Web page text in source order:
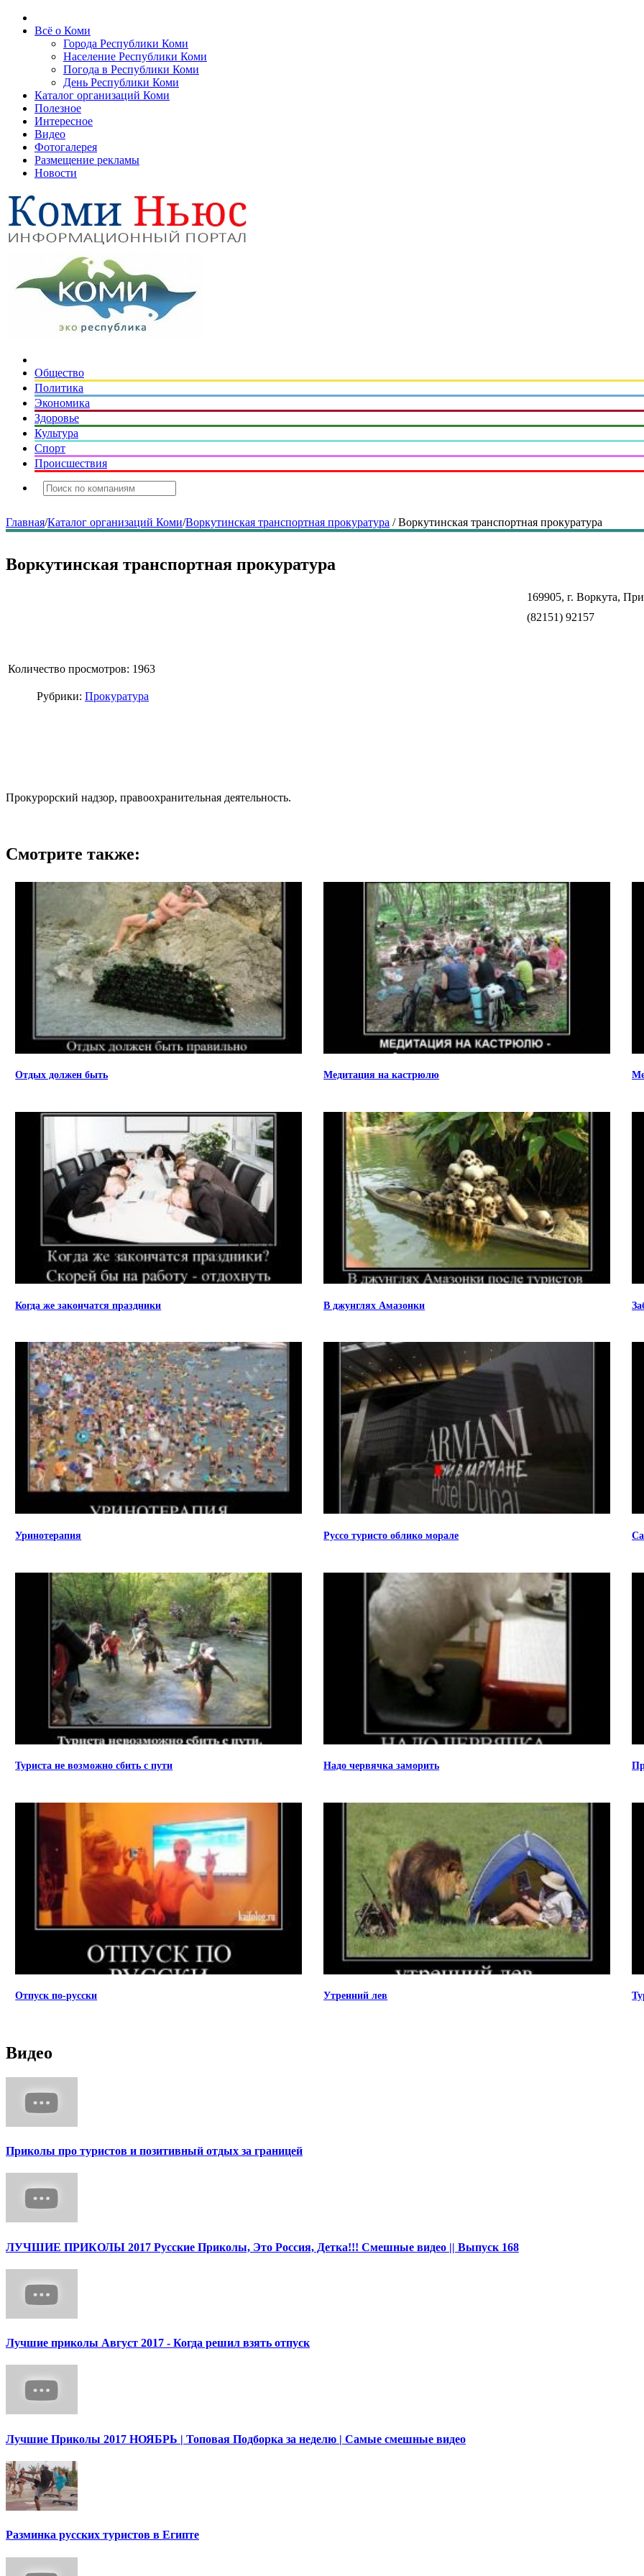
Всё о Коми
Города Республики Коми
Население Республики Коми
Погода в Республики Коми
День Республики Коми
Каталог организаций Коми
Полезное
Интересное
Видео
Фотогалерея
Размещение рекламы
Новости
Общество
Политика
Экономика
Здоровье
Культура
Спорт
Происшествия
Главная/Каталог организаций Коми/Воркутинская транспортная прокуратура / Воркутинская транспортная прокуратура
Воркутинская транспортная прокуратура
Количество просмотров: 1963
Рубрики: Прокуратура
169905, г. Воркута,
(82151) 92157
Прокурорский надзор, правоохранительная деятельность.
Смотрите также:
Отдых должен быть Медитация на кастрюлю
Когда же закончатся праздники В джунглях Амазонки
Уринотерапия Руссо туристо облико морале
Туриста не возможно сбить с пути Надо червячка заморить
Отпуск по-русски Утренний лев
Видео
Приколы про туристов и позитивный отдых за границей
ЛУЧШИЕ ПРИКОЛЫ 2017 Русские Приколы, Это Россия, Детка!!! Смешные видео || Выпуск 168
Лучшие приколы Август 2017 - Когда решил взять отпуск
Лучшие Приколы 2017 НОЯБРЬ | Топовая Подборка за неделю | Самые смешные видео
Разминка русских туристов в Египте